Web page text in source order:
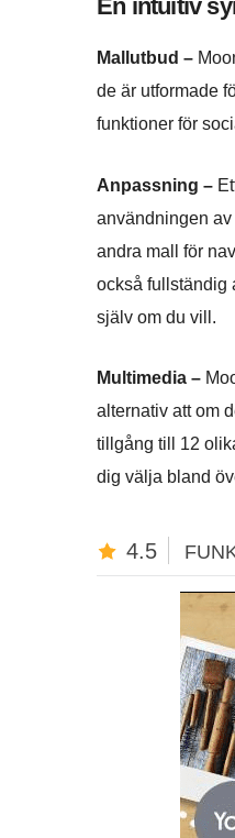
En intuitiv
Mallutbud –
de är utformade
funktioner för
Anpassning –
användningen av
andra mall för
också fullständig
själv om du vill.
Multimedia –
alternativ att om
tillgång till 12
dig välja bland
4.5